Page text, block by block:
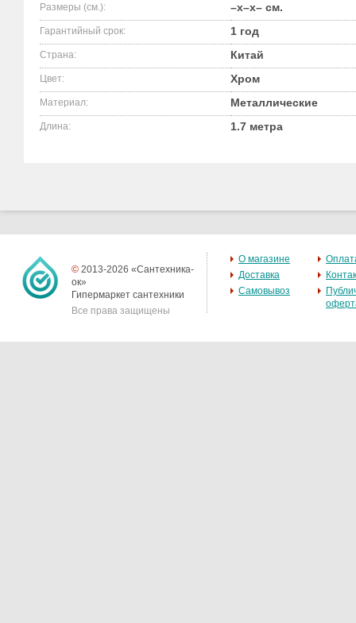
Размеры (см.): –x–x– см.
Гарантийный срок: 1 год
Страна: Китай
Цвет: Хром
Материал: Металлические
Длина: 1.7 метра
© 2013-2026 «Сантехника-
ок»
Гипермаркет сантехники
Все права защищены
О магазине
Доставка
Самовывоз